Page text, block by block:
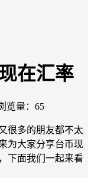
在汇率
览量：65
很多的朋友都不太
为大家分享台币现
下面我们一起来看